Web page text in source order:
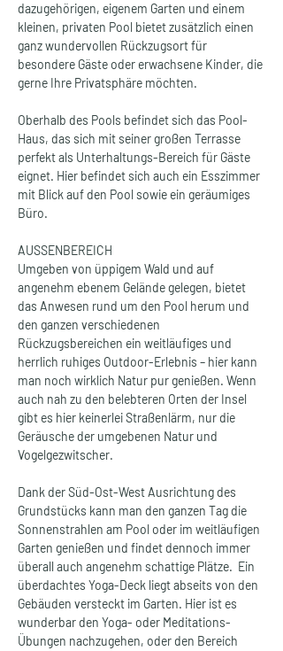
dazugehörigen, eigenem Garten und einem
kleinen, privaten Pool bietet zusätzlich einen
ganz wundervollen Rückzugsort für
besondere Gäste oder erwachsene Kinder, die
gerne Ihre Privatsphäre möchten.
Oberhalb des Pools befindet sich das Pool-
Haus, das sich mit seiner großen Terrasse
perfekt als Unterhaltungs-Bereich für Gäste
eignet. Hier befindet sich auch ein Esszimmer
mit Blick auf den Pool sowie ein geräumiges
Büro.
AUSSENBEREICH
Umgeben von üppigem Wald und auf
angenehm ebenem Gelände gelegen, bietet
das Anwesen rund um den Pool herum und
den ganzen verschiedenen
Rückzugsbereichen ein weitläufiges und
herrlich ruhiges Outdoor-Erlebnis – hier kann
man noch wirklich Natur pur genießen. Wenn
auch nah zu den belebteren Orten der Insel
gibt es hier keinerlei Straßenlärm, nur die
Geräusche der umgebenen Natur und
Vogelgezwitscher.
Dank der Süd-Ost-West Ausrichtung des
Grundstücks kann man den ganzen Tag die
Sonnenstrahlen am Pool oder im weitläufigen
Garten genießen und findet dennoch immer
überall auch angenehm schattige Plätze.  Ein
überdachtes Yoga-Deck liegt abseits von den
Gebäuden versteckt im Garten. Hier ist es
wunderbar den Yoga- oder Meditations-
Übungen nachzugehen, oder den Bereich